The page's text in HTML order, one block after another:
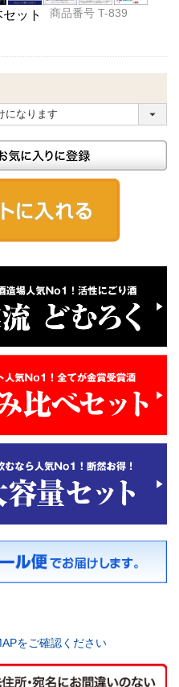
ット 商品番号 T-839
をご確認ください